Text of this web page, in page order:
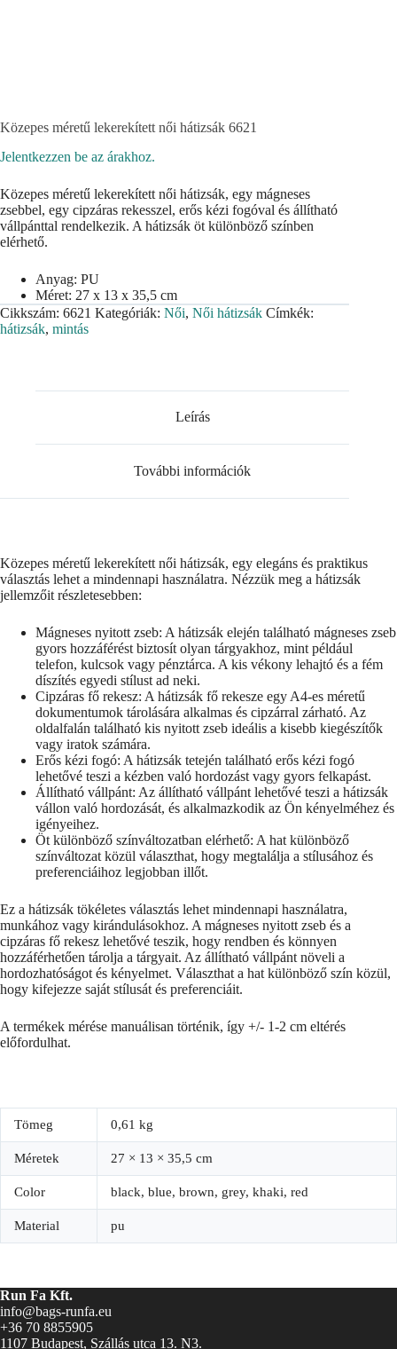
Közepes méretű lekerekített női hátizsák 6621
Jelentkezzen be az árakhoz.
Közepes méretű lekerekített női hátizsák, egy mágneses
zsebbel, egy cipzáras rekesszel, erős kézi fogóval és állítható
vállpánttal rendelkezik. A hátizsák öt különböző színben
elérhető.
Anyag: PU
Méret: 27 x 13 x 35,5 cm
Cikkszám: 6621 Kategóriák: Női, Női hátizsák Címkék:
hátizsák, mintás
Leírás
További információk
Közepes méretű lekerekített női hátizsák, egy elegáns és praktikus
választás lehet a mindennapi használatra. Nézzük meg a hátizsák
jellemzőit részletesebben:
Mágneses nyitott zseb: A hátizsák elején található mágneses zseb
gyors hozzáférést biztosít olyan tárgyakhoz, mint például
telefon, kulcsok vagy pénztárca. A kis vékony lehajtó és a fém
díszítés egyedi stílust ad neki.
Cipzáras fő rekesz: A hátizsák fő rekesze egy A4-es méretű
dokumentumok tárolására alkalmas és cipzárral zárható. Az
oldalfalán található kis nyitott zseb ideális a kisebb kiegészítők
vagy iratok számára.
Erős kézi fogó: A hátizsák tetején található erős kézi fogó
lehetővé teszi a kézben való hordozást vagy gyors felkapást.
Állítható vállpánt: Az állítható vállpánt lehetővé teszi a hátizsák
vállon való hordozását, és alkalmazkodik az Ön kényelméhez és
igényeihez.
Öt különböző színváltozatban elérhető: A hat különböző
színváltozat közül választhat, hogy megtalálja a stílusához és
preferenciáihoz legjobban illőt.
Ez a hátizsák tökéletes választás lehet mindennapi használatra,
munkához vagy kirándulásokhoz. A mágneses nyitott zseb és a
cipzáras fő rekesz lehetővé teszik, hogy rendben és könnyen
hozzáférhetően tárolja a tárgyait. Az állítható vállpánt növeli a
hordozhatóságot és kényelmet. Választhat a hat különböző szín közül,
hogy kifejezze saját stílusát és preferenciáit.
A termékek mérése manuálisan történik, így +/- 1-2 cm eltérés
előfordulhat.
Tömeg 0,61 kg
Méretek 27 × 13 × 35,5 cm
Color black, blue, brown, grey, khaki, red
Material pu
Run Fa Kft.
info@bags-runfa.eu
+36 70 8855905
1107 Budapest, Szállás utca 13. N3.